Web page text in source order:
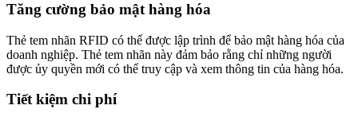
Tăng cường bảo mật hàng hóa
Thẻ tem nhãn RFID có thể được lập trình để bảo mật hàng hóa của
doanh nghiệp. Thẻ tem nhãn này đảm bảo rằng chỉ những người
được ủy quyền mới có thể truy cập và xem thông tin của hàng hóa.
Tiết kiệm chi phí